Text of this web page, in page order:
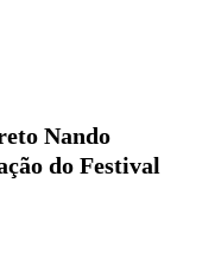
Nando
do Festival